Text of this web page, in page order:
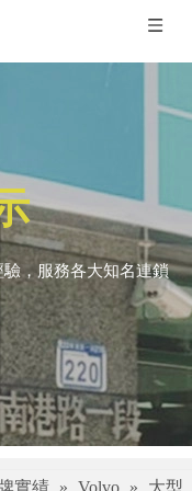
，服務各大知名連鎖
實績 » Volvo » 大型